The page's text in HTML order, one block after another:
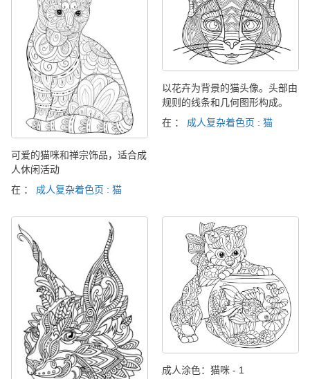
可爱的猫咪和禅宗饰品，适合成
人休闲活动
在 ： 成人复杂着色页 : 猫
以花卉为背景的猫头像。头部由
规则的线条和几何图形构成。
在 ： 成人复杂着色页 : 猫
成人涂色：猫咪 - 1